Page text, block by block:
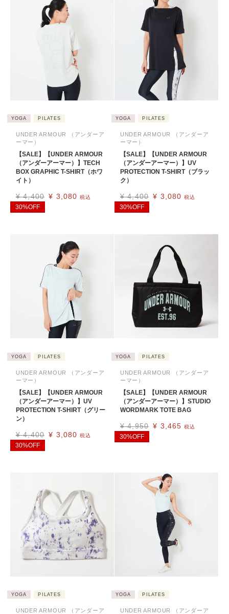
YOGA PILATES
UNDER ARMOUR （アンダーア
ーマー）
【SALE】【UNDER ARMOUR
（アンダーアーマー）】TECH
BOX GRAPHIC T-SHIRT（ホワ
イト）
¥ 4,400 ¥ 3,080 税込
30%OFF
YOGA PILATES
UNDER ARMOUR （アンダーア
ーマー）
【SALE】【UNDER ARMOUR
（アンダーアーマー）】UV
PROTECTION T-SHIRT（ブラッ
ク）
¥ 4,400 ¥ 3,080 税込
30%OFF
YOGA PILATES
UNDER ARMOUR （アンダーア
ーマー）
【SALE】【UNDER ARMOUR
（アンダーアーマー）】UV
PROTECTION T-SHIRT（グリー
ン）
¥ 4,400 ¥ 3,080 税込
30%OFF
YOGA PILATES
UNDER ARMOUR （アンダーア
ーマー）
【SALE】【UNDER ARMOUR
（アンダーアーマー）】STUDIO
WORDMARK TOTE BAG
¥ 4,950 ¥ 3,465 税込
30%OFF
YOGA PILATES
UNDER ARMOUR （アンダーア
YOGA PILATES
UNDER ARMOUR （アンダーア